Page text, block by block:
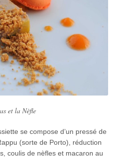
et la Nèfle
se compose d’un pressé de
(sorte de Porto), réduction
coulis de nèfles et macaron au